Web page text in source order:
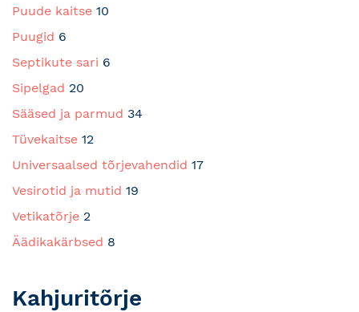
Puude kaitse 10
Puugid 6
Septikute sari 6
Sipelgad 20
Sääsed ja parmud 34
Tüvekaitse 12
Universaalsed tõrjevahendid 17
Vesirotid ja mutid 19
Vetikatõrje 2
Äädikakärbsed 8
Kahjuritõrje